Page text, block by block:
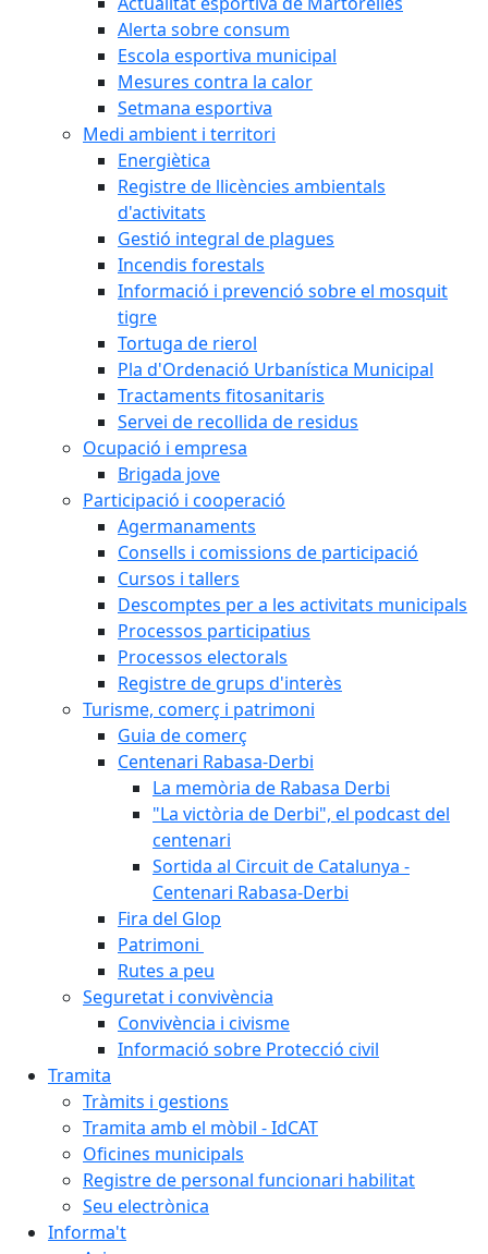
Alerta sobre consum
Escola esportiva municipal
Mesures contra la calor
Setmana esportiva
Medi ambient i territori
Energiètica
Registre de llicències ambientals
d'activitats
Gestió integral de plagues
Incendis forestals
Informació i prevenció sobre el mosquit
tigre
Tortuga de rierol
Pla d'Ordenació Urbanística Municipal
Tractaments fitosanitaris
Servei de recollida de residus
Ocupació i empresa
Brigada jove
Participació i cooperació
Agermanaments
Consells i comissions de participació
Cursos i tallers
Descomptes per a les activitats municipals
Processos participatius
Processos electorals
Registre de grups d'interès
Turisme, comerç i patrimoni
Guia de comerç
Centenari Rabasa-Derbi
La memòria de Rabasa Derbi
"La victòria de Derbi", el podcast del
centenari
Sortida al Circuit de Catalunya -
Centenari Rabasa-Derbi
Fira del Glop
Patrimoni
Rutes a peu
Seguretat i convivència
Convivència i civisme
Informació sobre Protecció civil
Tramita
Tràmits i gestions
Tramita amb el mòbil - IdCAT
Oficines municipals
Registre de personal funcionari habilitat
Seu electrònica
Informa't